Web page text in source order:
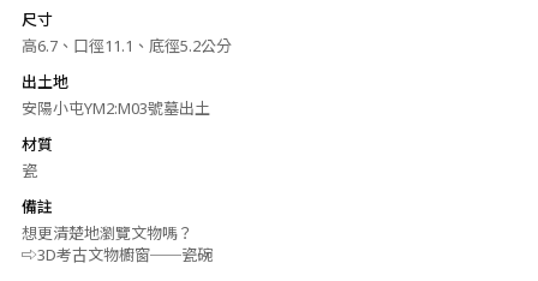
尺寸
高6.7、口徑11.1、底徑5.2公分
出土地
安陽小屯YM2:M03號墓出土
材質
瓷
備註
想更清楚地瀏覽文物嗎？
⇨3D考古文物櫥窗──瓷碗